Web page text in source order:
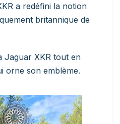
a redéfini la notion
britannique de
Jaguar XKR tout en
orne son emblème.